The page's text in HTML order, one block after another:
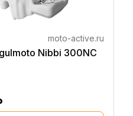
moto-active.ru
Nibbi 300NC